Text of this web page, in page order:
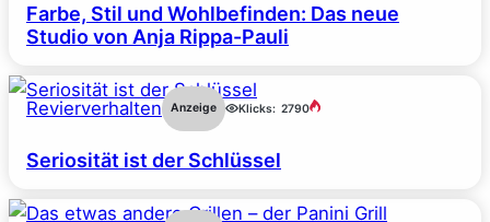
Farbe, Stil und Wohlbefinden: Das neue
Studio von Anja Rippa-Pauli
Revierverhalten Anzeige Klicks: 2790
Seriosität ist der Schlüssel